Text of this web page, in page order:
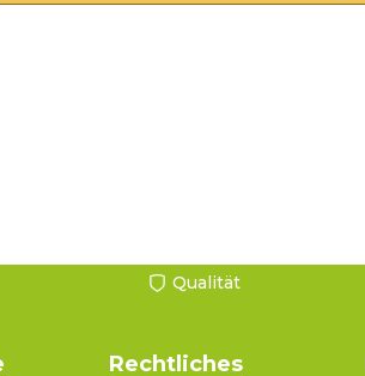
Qualität
Rechtliches